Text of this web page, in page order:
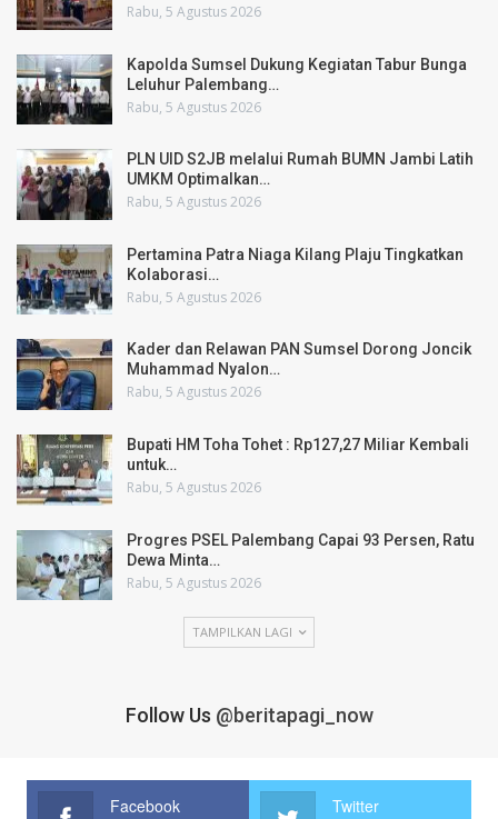
Rabu, 5 Agustus 2026
Kapolda Sumsel Dukung Kegiatan Tabur Bunga
Leluhur Palembang…
Rabu, 5 Agustus 2026
PLN UID S2JB melalui Rumah BUMN Jambi Latih
UMKM Optimalkan…
Rabu, 5 Agustus 2026
Pertamina Patra Niaga Kilang Plaju Tingkatkan
Kolaborasi…
Rabu, 5 Agustus 2026
Kader dan Relawan PAN Sumsel Dorong Joncik
Muhammad Nyalon…
Rabu, 5 Agustus 2026
Bupati HM Toha Tohet : Rp127,27 Miliar Kembali
untuk…
Rabu, 5 Agustus 2026
Progres PSEL Palembang Capai 93 Persen, Ratu
Dewa Minta…
Rabu, 5 Agustus 2026
TAMPILKAN LAGI
Follow Us @beritapagi_now
Facebook Twitter